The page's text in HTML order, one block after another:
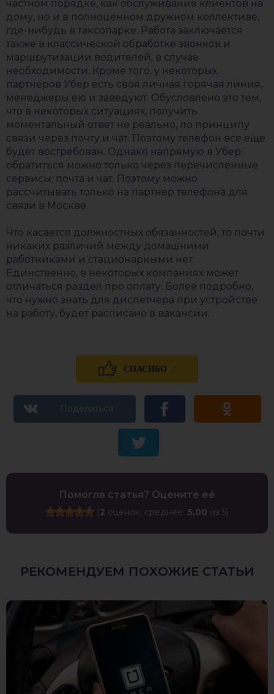
частном порядке, как обслуживание клиентов на
дому, но и в полноценном дружном коллективе,
где-нибудь в таксопарке. Работа заключается
также в классической обработке звонков и
маршрутизации водителей, в случае
необходимости. Кроме того, у некоторых
партнеров Убер есть своя личная горячая линия,
менеджеры ею и заведуют. Обусловлено это тем,
что в некоторых ситуациях, получить
моментальный ответ не реально, по принципу
связи через почту и чат. Поэтому телефон все еще
будет востребован. Однако напрямую в Убер
обратиться можно только через перечисленные
сервисы: почта и чат. Поэтому можно
рассчитывать только на партнер телефона для
связи в Москве.
Что касается должностных обязанностей, то почти
никаких различий между домашними
работниками и стационарными нет.
Единственно, в некоторых компаниях может
отличаться раздел про оплату. Более подробно,
что нужно знать для диспетчера при устройстве
на работу, будет расписано в вакансии.
СПАСИБО
Помогла статья? Оцените её
(2 оценок, среднее: 5,00 из 5)
РЕКОМЕНДУЕМ ПОХОЖИЕ СТАТЬИ